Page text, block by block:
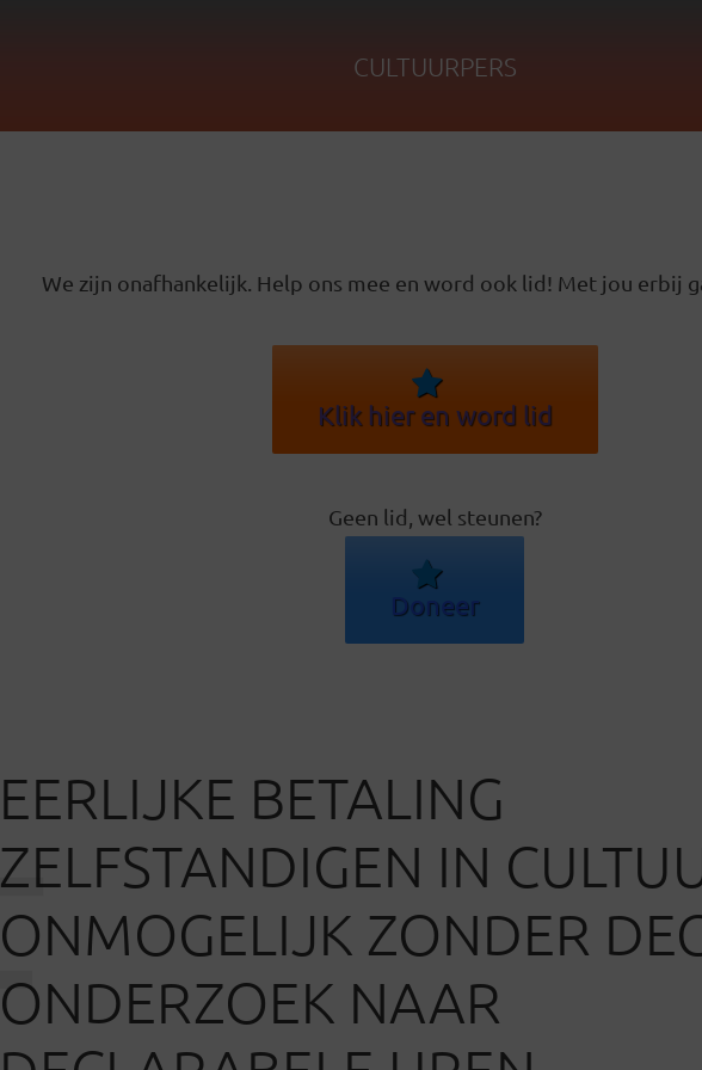
CULTUURPERS
We zijn onafhankelijk. Help ons mee en word ook lid! Met jou erbij
Klik hier en word lid
Geen lid, wel steunen?
Doneer
EERLIJKE BETALING
ZELFSTANDIGEN IN
ONMOGELIJK ZONDER
ONDERZOEK NAAR
E